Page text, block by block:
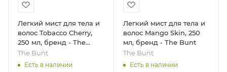
Легкий мист для тела и
волос Tobacco Cherry,
250 мл, бренд - The
Bunt
The Bunt
Есть в наличии
Легкий мист для тела и
волос Mango Skin, 250
мл, бренд - The Bunt
The Bunt
Есть в наличии